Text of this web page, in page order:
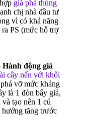
giá phá thủng
chị nhà đầu tư
vì có khả năng
PS (mức hỗ trợ
động giá
cây nến với khối
vỡ mức kháng
là 1 đòn bẩy giá,
tạo nên 1 cú
hướng tăng trước